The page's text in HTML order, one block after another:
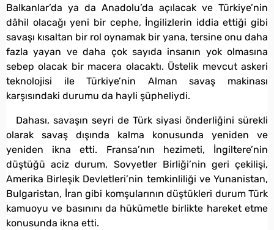
Balkanlar’da ya da Anadolu’da açılacak ve Türkiye’nin
dâhil olacağı yeni bir cephe, İngilizlerin iddia ettiği gibi
savaşı kısaltan bir rol oynamak bir yana, tersine onu daha
fazla yayan ve daha çok sayıda insanın yok olmasına
sebep olacak bir macera olacaktı. Üstelik mevcut askeri
teknolojisi ile Türkiye’nin Alman savaş makinası
karşısındaki durumu da hayli şüpheliydi.
Dahası, savaşın seyri de Türk siyasi önderliğini sürekli
olarak savaş dışında kalma konusunda yeniden ve
yeniden ikna etti. Fransa’nın hezimeti, İngiltere’nin
düştüğü aciz durum, Sovyetler Birliği’nin geri çekilişi,
Amerika Birleşik Devletleri’nin temkinliliği ve Yunanistan,
Bulgaristan, İran gibi komşularının düştükleri durum Türk
kamuoyu ve basınını da hükümetle birlikte hareket etme
konusunda ikna etti.